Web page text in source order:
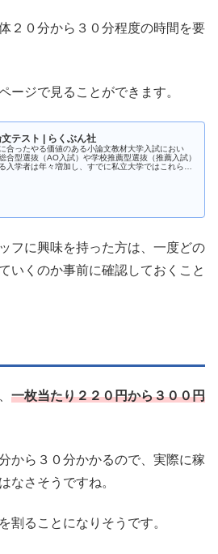
２０分から３０分程度の時間を要
ージで見ることができます。
テスト | らくぶん社
合ったやる価値のある小論文教材大学入試におい
合型選抜（AO入試）や学校推薦型選抜（推薦入試）
入学者は年々増加し、すでに私立大学ではこれら入
フに興味を持った方は、一度どの
いくのか事前に確認しておくこと
一枚当たり２２０円から３００円
から３０分かかるので、実際に稼
なさそうですね。
割ることになりそうです。